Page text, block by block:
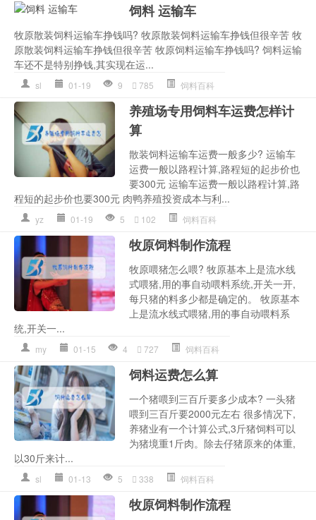
饲料 运输车
牧原散装饲料运输车挣钱吗? 牧原散装饲料运输车挣钱但很辛苦 牧
原散装饲料运输车挣钱但很辛苦 牧原饲料运输车挣钱吗? 饲料运输
车还不是特别挣钱,其实现在运...
sl 01-19 9 785 饲料百科
养殖场专用饲料车运费怎样计
算
散装饲料运输车运费一般多少? 运输车
运费一般以路程计算,路程短的起步价也
要300元 运输车运费一般以路程计算,路
程短的起步价也要300元 肉鸭养殖投资成本与利...
yz 01-19 5 102 饲料百科
牧原饲料制作流程
牧原喂猪怎么喂? 牧原基本上是流水线
式喂猪,用的事自动喂料系统,开关一开,
每只猪的料多少都是确定的。 牧原基本
上是流水线式喂猪,用的事自动喂料系
统,开关一...
my 01-15 4 727 饲料百科
饲料运费怎么算
一个猪喂到三百斤要多少成本? 一头猪
喂到三百斤要2000元左右 很多情况下,
养猪业有一个计算公式,3斤猪饲料可以
为猪境重1斤肉。除去仔猪原来的体重,
以30斤来计...
sl 01-13 5 338 饲料百科
牧原饲料制作流程